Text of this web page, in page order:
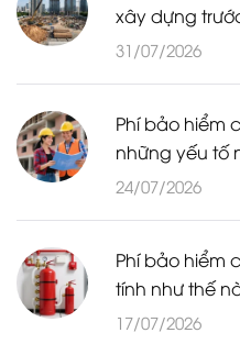
xây dựng
31/07/2026
Phí bảo hiểm
những yếu tố
24/07/2026
Phí bảo hiểm
tính như thế
17/07/2026